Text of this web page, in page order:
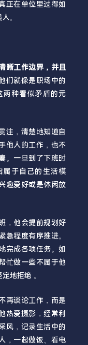
正在单位里过得如
。
晰工作边界，并且
们就像是职场中的
两种看似矛盾的元
注，清楚地知道自
他人的工作，也不
。一旦到了下班时
属于自己的生活模
趣爱好或是休闲放
，他会提前规划好
急程度有序推进。
完成各项任务。如
忙做一些不属于他
地拒绝 。
再谈论工作，而是
热爱摄影，经常利
风，记录生活中的
，一起做饭、看电